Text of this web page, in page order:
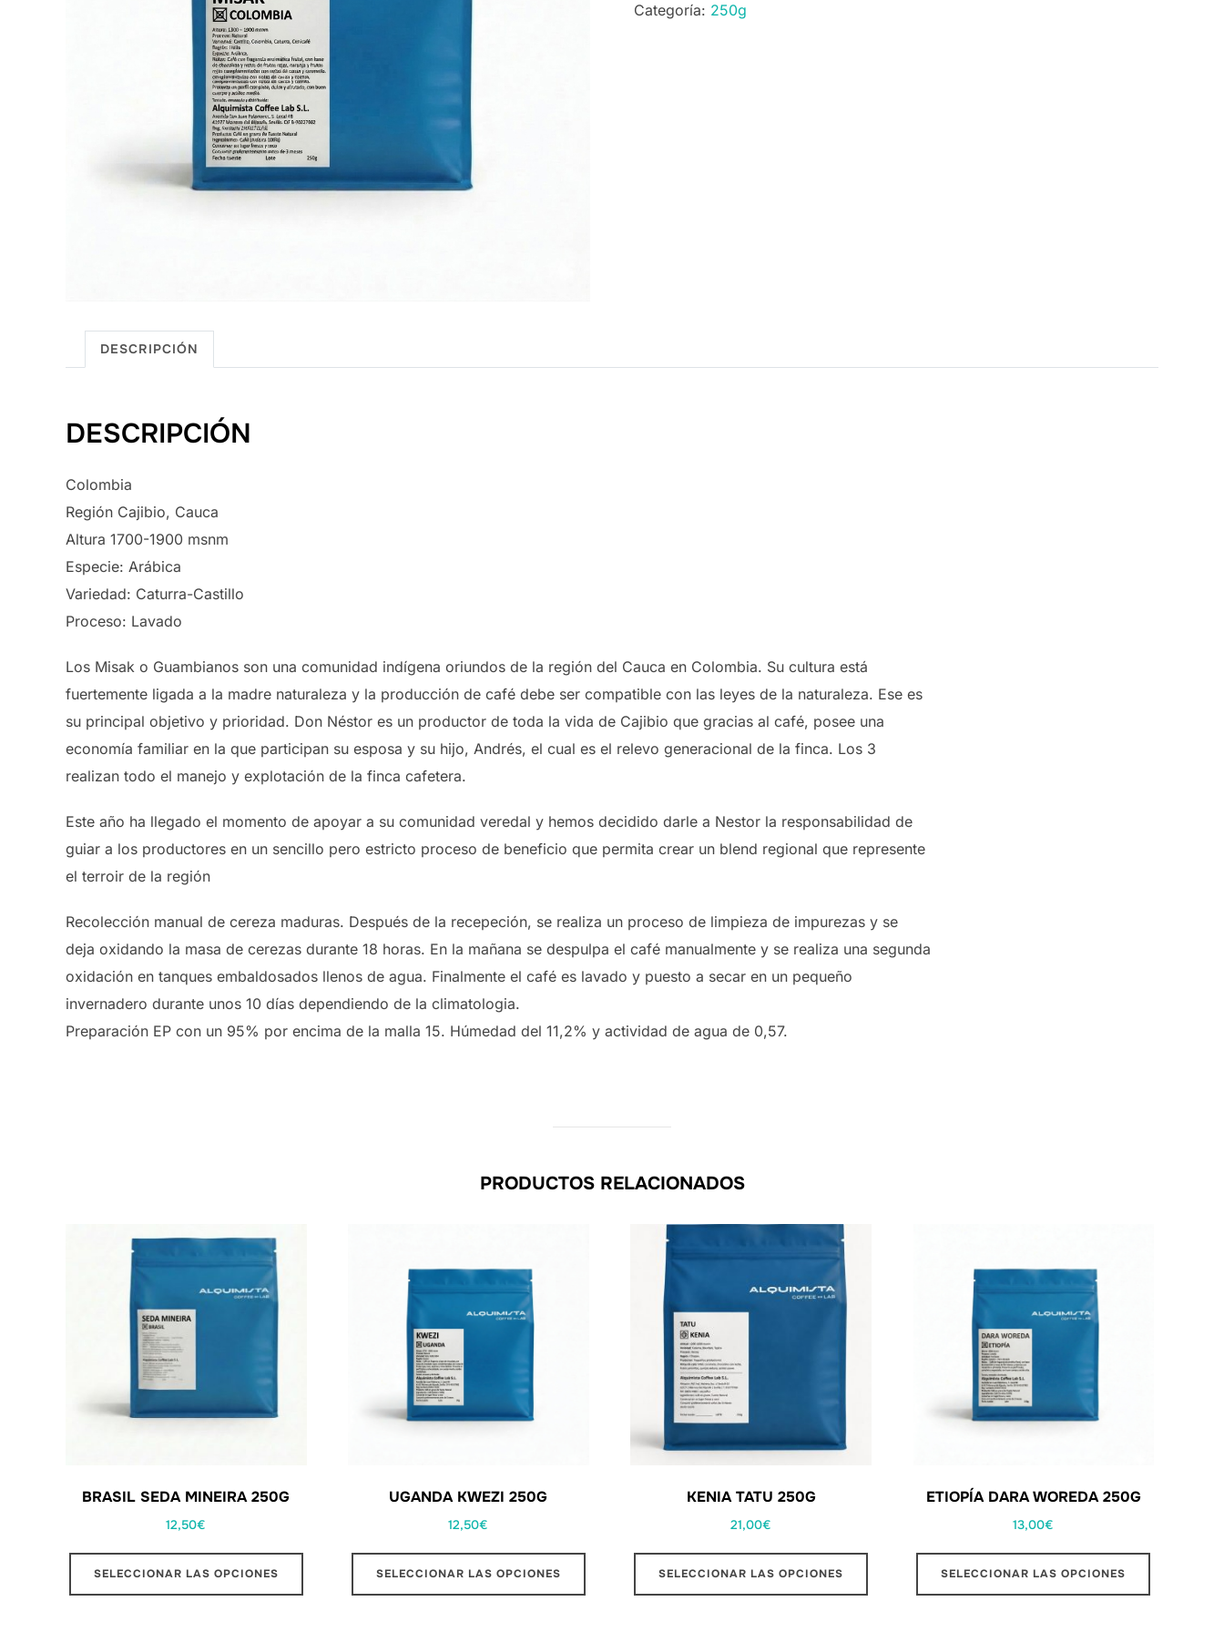
cantidad
Categoría: 250g
DESCRIPCIÓN
DESCRIPCIÓN
Colombia
Región Cajibio, Cauca
Altura 1700-1900 msnm
Especie: Arábica
Variedad: Caturra-Castillo
Proceso: Lavado
Los Misak o Guambianos son una comunidad indígena oriundos de la región del Cauca en Colombia. Su cultura está
fuertemente ligada a la madre naturaleza y la producción de café debe ser compatible con las leyes de la naturaleza. Ese es
su principal objetivo y prioridad. Don Néstor es un productor de toda la vida de Cajibio que gracias al café, posee una
economía familiar en la que participan su esposa y su hijo, Andrés, el cual es el relevo generacional de la finca. Los 3
realizan todo el manejo y explotación de la finca cafetera.
Este año ha llegado el momento de apoyar a su comunidad veredal y hemos decidido darle a Nestor la responsabilidad de
guiar a los productores en un sencillo pero estricto proceso de beneficio que permita crear un blend regional que represente
el terroir de la región
Recolección manual de cereza maduras. Después de la recepeción, se realiza un proceso de limpieza de impurezas y se
deja oxidando la masa de cerezas durante 18 horas. En la mañana se despulpa el café manualmente y se realiza una segunda
oxidación en tanques embaldosados llenos de agua. Finalmente el café es lavado y puesto a secar en un pequeño
invernadero durante unos 10 días dependiendo de la climatologia.
Preparación EP con un 95% por encima de la malla 15. Húmedad del 11,2% y actividad de agua de 0,57.
PRODUCTOS RELACIONADOS
BRASIL SEDA MINEIRA 250G
12,50€
SELECCIONAR LAS OPCIONES
UGANDA KWEZI 250G
12,50€
SELECCIONAR LAS OPCIONES
KENIA TATU 250G
21,00€
SELECCIONAR LAS OPCIONES
ETIOPÍA DARA WOREDA 250G
13,00€
SELECCIONAR LAS OPCIONES